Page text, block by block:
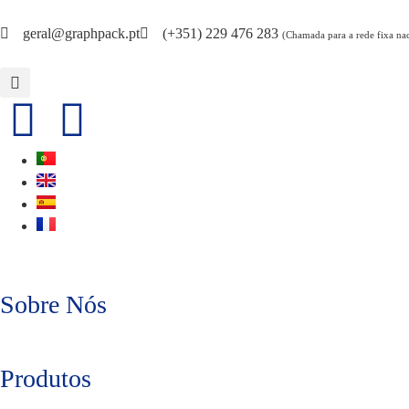
geral@graphpack.pt (+351) 229 476 283 (Chamada para a rede fixa
Sobre Nós
Produtos